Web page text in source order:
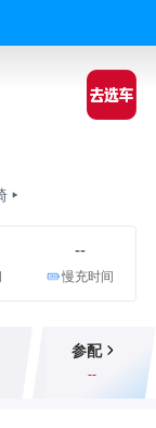
--
慢充时间
参配
--